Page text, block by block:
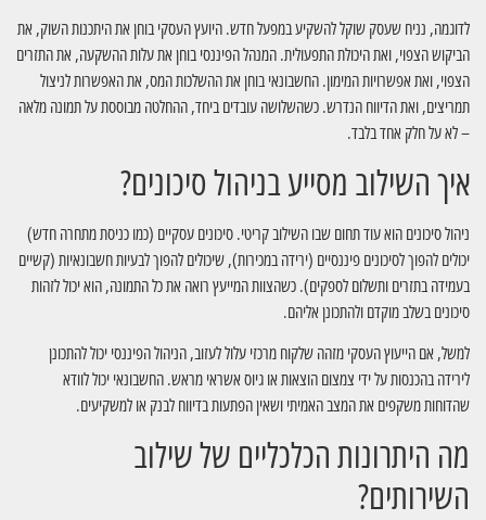
לדוגמה, נניח שעסק שוקל להשקיע במפעל חדש. היועץ העסקי בוחן את היתכנות השוק, את
הביקוש הצפוי, ואת היכולת התפעולית. המנהל הפיננסי בוחן את עלות ההשקעה, את התזרים
הצפוי, ואת אפשרויות המימון. החשבונאי בוחן את ההשלכות המס, את האפשרות לניצול
תמריצים, ואת הדיווח הנדרש. כשהשלושה עובדים ביחד, ההחלטה מבוססת על תמונה מלאה
– לא על חלק אחד בלבד.
איך השילוב מסייע בניהול סיכונים?
ניהול סיכונים הוא עוד תחום שבו השילוב קריטי. סיכונים עסקיים (כמו כניסת מתחרה חדש)
יכולים להפוך לסיכונים פיננסיים (ירידה במכירות), שיכולים להפוך לבעיות חשבונאיות (קשיים
בעמידה בתזרים ותשלום לספקים). כשהצוות המייעץ רואה את כל התמונה, הוא יכול לזהות
סיכונים בשלב מוקדם ולהתכונן אליהם.
למשל, אם הייעוץ העסקי מזהה שלקוח מרכזי עלול לעזוב, הניהול הפיננסי יכול להתכונן
לירידה בהכנסות על ידי צמצום הוצאות או גיוס אשראי מראש. החשבונאי יכול לוודא
שהדוחות משקפים את המצב האמיתי ושאין הפתעות בדיווח לבנק או למשקיעים.
מה היתרונות הכלכליים של שילוב
השירותים?